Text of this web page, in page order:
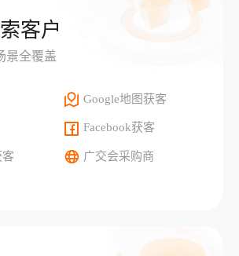
客户
景全覆盖
Google地图获客
Facebook获客
客 广交会采购商